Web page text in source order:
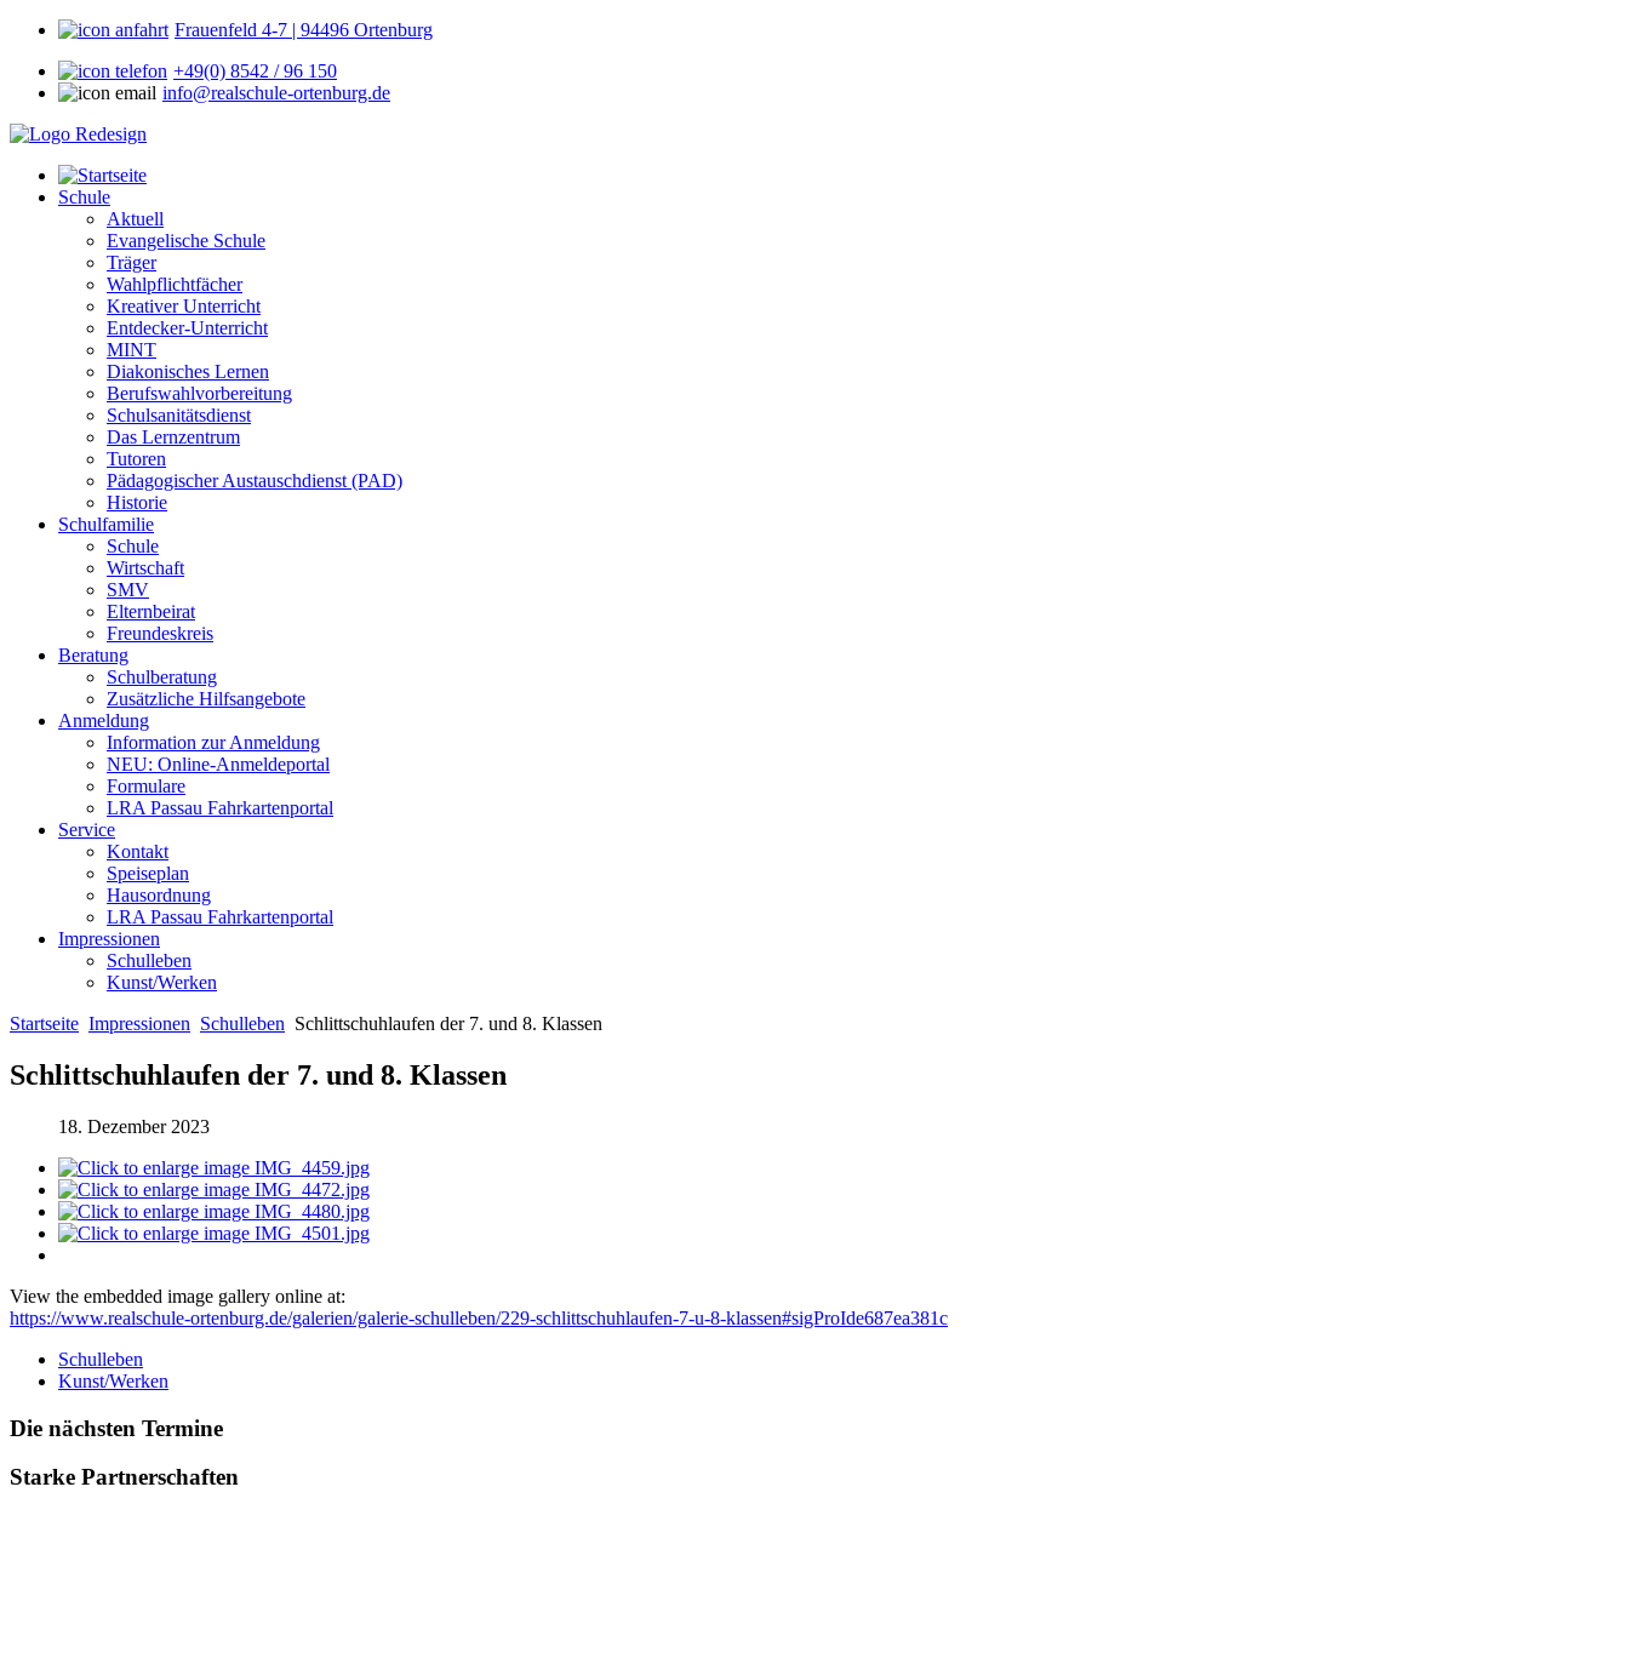
Frauenfeld 4-7 | 94496 Ortenburg
+49(0) 8542 / 96 150
info@realschule-ortenburg.de
Schule
Aktuell
Evangelische Schule
Träger
Wahlpflichtfächer
Kreativer Unterricht
Entdecker-Unterricht
MINT
Diakonisches Lernen
Berufswahlvorbereitung
Schulsanitätsdienst
Das Lernzentrum
Tutoren
Pädagogischer Austauschdienst (PAD)
Historie
Schulfamilie
Schule
Wirtschaft
SMV
Elternbeirat
Freundeskreis
Beratung
Schulberatung
Zusätzliche Hilfsangebote
Anmeldung
Information zur Anmeldung
NEU: Online-Anmeldeportal
Formulare
LRA Passau Fahrkartenportal
Service
Kontakt
Speiseplan
Hausordnung
LRA Passau Fahrkartenportal
Impressionen
Schulleben
Kunst/Werken
Startseite Impressionen Schulleben Schlittschuhlaufen der 7. und 8. Klassen
Schlittschuhlaufen der 7. und 8. Klassen
18. Dezember 2023
View the embedded image gallery online at:
https://www.realschule-ortenburg.de/galerien/galerie-schulleben/229-schlittschuhlaufen-7-u-8-klassen#sigProIde687ea381c
Schulleben
Kunst/Werken
Die nächsten Termine
Starke Partnerschaften